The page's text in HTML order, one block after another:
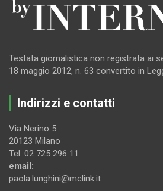
Testata giornalistica non registrata ai
18 maggio 2012, n. 63 convertito in
Indirizzi e contatti
Via Nerino 5
20123 Milano
Tel. 02 725 296 11
email:
paola.lunghini@mclink.it